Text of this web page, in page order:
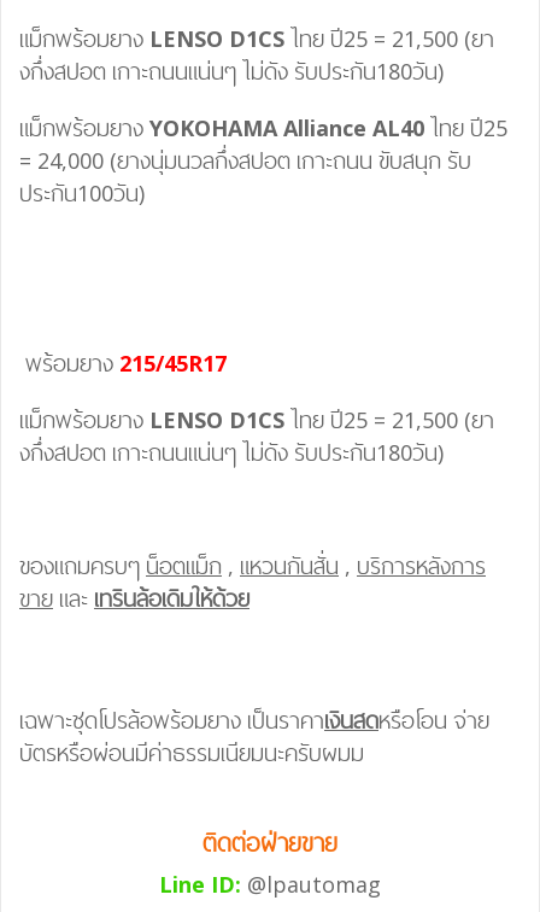
แม็กพร้อมยาง LENSO D1CS ไทย ปี25 = 21,500 (ยา
งกึ่งสปอต เกาะถนนแน่นๆ ไม่ดัง รับประกัน180วัน)
แม็กพร้อมยาง YOKOHAMA Alliance AL40 ไทย ปี25
= 24,000 (ยางนุ่มนวลกึ่งสปอต เกาะถนน ขับสนุก รับ
ประกัน100วัน)
พร้อมยาง 215/45R17
แม็กพร้อมยาง LENSO D1CS ไทย ปี25 = 21,500 (ยา
งกึ่งสปอต เกาะถนนแน่นๆ ไม่ดัง รับประกัน180วัน)
ของแถมครบๆ น็อตแม็ก , แหวนกันสั่น , บริการหลังการ
ขาย และ เทรินล้อเดิมให้ด้วย
เฉพาะชุดโปรล้อพร้อมยาง เป็นราคาเงินสดหรือโอน จ่าย
บัตรหรือผ่อนมีค่าธรรมเนียมนะครับผมม
ติดต่อฝ่ายขาย
Line ID: @lpautomag